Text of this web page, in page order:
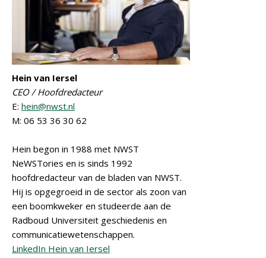
Hein van Iersel
CEO / Hoofdredacteur
E: hein@nwst.nl
M: 06 53 36 30 62
Hein begon in 1988 met NWST
NeWSTories en is sinds 1992
hoofdredacteur van de bladen van NWST.
Hij is opgegroeid in de sector als zoon van
een boomkweker en studeerde aan de
Radboud Universiteit geschiedenis en
communicatiewetenschappen.
LinkedIn Hein van Iersel